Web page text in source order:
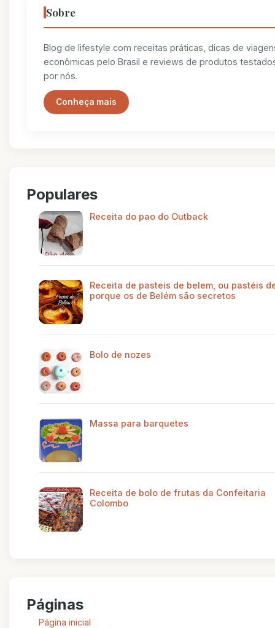
Sobre
Blog de lifestyle com receitas práticas, dicas de
econômicas pelo Brasil e reviews de produtos
por nós.
Conheça mais
Populares
Receita do pao do Outback
Receita de pasteis de belem, ou pastéis
porque os de Belém são secretos
Bolo de nozes
Massa para barquetes
Receita de bolo de frutas da Confeitaria
Colombo
Páginas
Página inicial